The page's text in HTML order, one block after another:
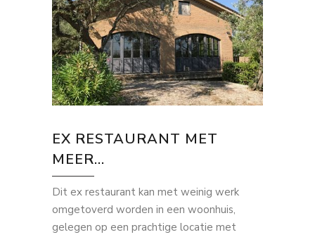
EX RESTAURANT MET
MEER...
Dit ex restaurant kan met weinig werk
omgetoverd worden in een woonhuis,
gelegen op een prachtige locatie met